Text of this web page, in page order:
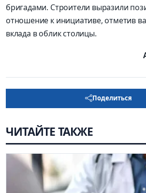
бригадами. Строители выразили
отношение к инициативе, отметив
вклада в облик столицы.
Поделиться
ЧИТАЙТЕ ТАКЖЕ